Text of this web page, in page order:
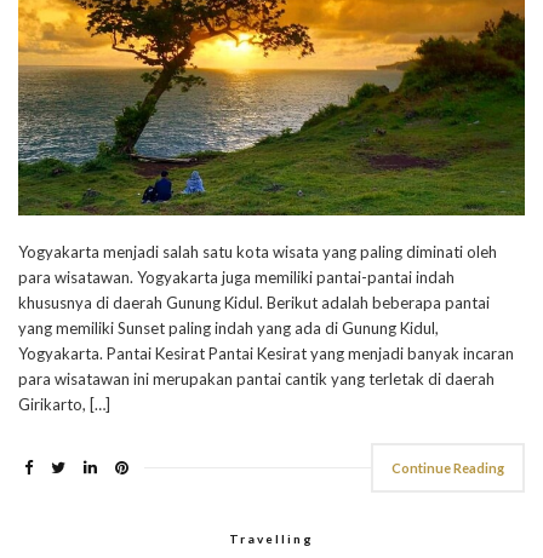
Yogyakarta menjadi salah satu kota wisata yang paling diminati oleh
para wisatawan. Yogyakarta juga memiliki pantai-pantai indah
khususnya di daerah Gunung Kidul. Berikut adalah beberapa pantai
yang memiliki Sunset paling indah yang ada di Gunung Kidul,
Yogyakarta. Pantai Kesirat Pantai Kesirat yang menjadi banyak incaran
para wisatawan ini merupakan pantai cantik yang terletak di daerah
Girikarto, […]
Continue Reading
Travelling